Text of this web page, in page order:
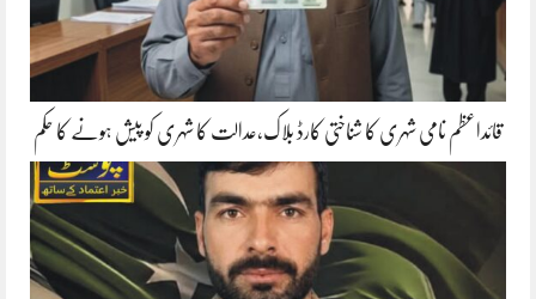
قائداعظم نامی شہری کا شناختی کارڈ بلاک،عدالت کا شہری کو پیش ہونے کا حکم